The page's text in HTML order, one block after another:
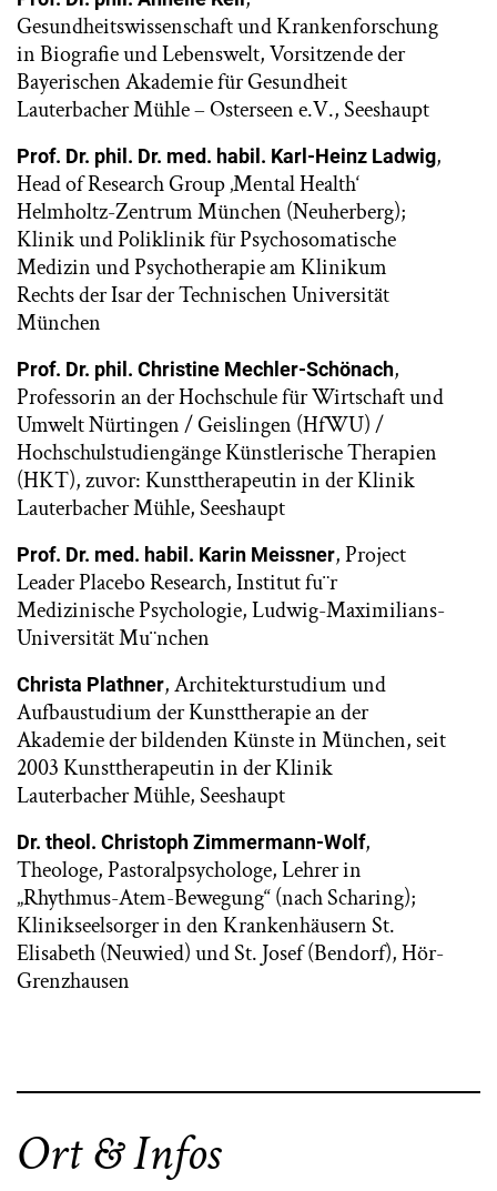
Gesundheitswissenschaft und Krankenforschung
in Biografie und Lebenswelt, Vorsitzende der
Bayerischen Akademie für Gesundheit
Lauterbacher Mühle – Osterseen e.V., Seeshaupt
Prof. Dr. phil. Dr. med. habil. Karl-Heinz Ladwig,
Head of Research Group ‚Mental Health‘
Helmholtz-Zentrum München (Neuherberg);
Klinik und Poliklinik für Psychosomatische
Medizin und Psychotherapie am Klinikum
Rechts der Isar der Technischen Universität
München
Prof. Dr. phil. Christine Mechler-Schönach,
Professorin an der Hochschule für Wirtschaft und
Umwelt Nürtingen / Geislingen (HfWU) /
Hochschulstudiengänge Künstlerische Therapien
(HKT), zuvor: Kunsttherapeutin in der Klinik
Lauterbacher Mühle, Seeshaupt
Prof. Dr. med. habil. Karin Meissner, Project
Leader Placebo Research, Institut fu¨r
Medizinische Psychologie, Ludwig-Maximilians-
Universität Mu¨nchen
Christa Plathner, Architekturstudium und
Aufbaustudium der Kunsttherapie an der
Akademie der bildenden Künste in München, seit
2003 Kunsttherapeutin in der Klinik
Lauterbacher Mühle, Seeshaupt
Dr. theol. Christoph Zimmermann-Wolf,
Theologe, Pastoralpsychologe, Lehrer in
„Rhythmus-Atem-Bewegung“ (nach Scharing);
Klinikseelsorger in den Krankenhäusern St.
Elisabeth (Neuwied) und St. Josef (Bendorf), Hör-
Grenzhausen
Ort & Infos